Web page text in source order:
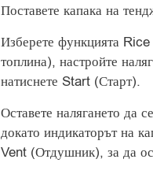
Поставете капака на
Изберете функцията
топлина), настройте
натиснете Start (Старт).
Оставете налягането да
докато индикаторът на
Vent (Отдушник), за да